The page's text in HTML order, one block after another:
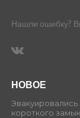
Нашли ошибку?
НОВОЕ
Эвакуировались
короткого